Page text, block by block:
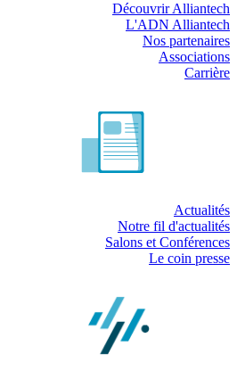
Découvrir Alliantech
L'ADN Alliantech
Nos partenaires
Associations
Carrière
Actualités
Notre fil d'actualités
Salons et Conférences
Le coin presse